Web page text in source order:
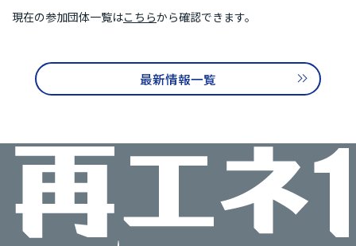
新規参加団体のお知らせ
RE Actionからのお知らせ
参加団体の取り組み
参加団体の方へのお知らせ
補助金などのお知らせ
現在の参加団体一覧はこちらから確認できます。
最新情報一覧